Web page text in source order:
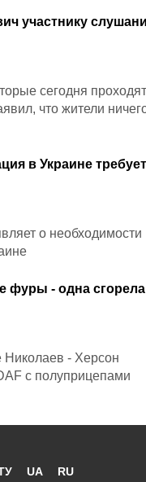
участнику
сегодня
что жители
в Украине требует
о необходимости
фуры - одна сгорела
Николаев - Херсон
с полуприцепами
UA RU